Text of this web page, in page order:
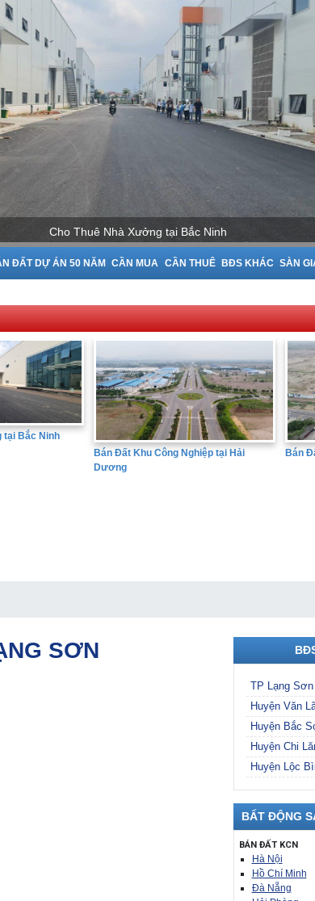
Cho Thuê Nhà Xưởng tại Bắc Giang
ĐẤT DỰ ÁN 50 NĂM CẦN MUA CẦN THUÊ BĐS KHÁC SÀN
Bán Đất Khu Công Nghiệp tại Hưng Yên
SƠN
TP Lạng Sơn
Huyện Văn
Huyện Bắc
Huyện Chi
Huyện Lộc
BẤT ĐỘNG
BÁN ĐẤT KCN
Hà Nội
Hồ Chí Minh
Đà Nẵng